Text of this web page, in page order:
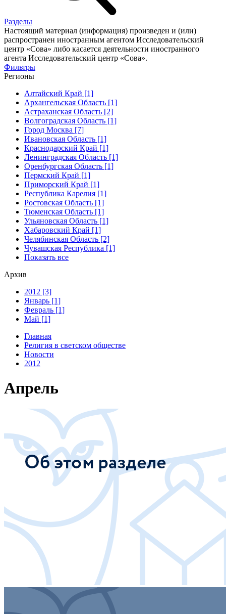
Разделы
Настоящий материал (информация) произведен и (или)
распространен иностранным агентом Исследовательский
центр «Сова» либо касается деятельности иностранного
агента Исследовательский центр «Сова».
Фильтры
Регионы
Алтайский Край [1]
Архангельская Область [1]
Астраханская Область [2]
Волгоградская Область [1]
Город Москва [7]
Ивановская Область [1]
Краснодарский Край [1]
Ленинградская Область [1]
Оренбургская Область [1]
Пермский Край [1]
Приморский Край [1]
Республика Карелия [1]
Ростовская Область [1]
Тюменская Область [1]
Ульяновская Область [1]
Хабаровский Край [1]
Челябинская Область [2]
Чувашская Республика [1]
Показать все
Архив
2012 [3]
Январь [1]
Февраль [1]
Май [1]
Главная
Религия в светском обществе
Новости
2012
Апрель